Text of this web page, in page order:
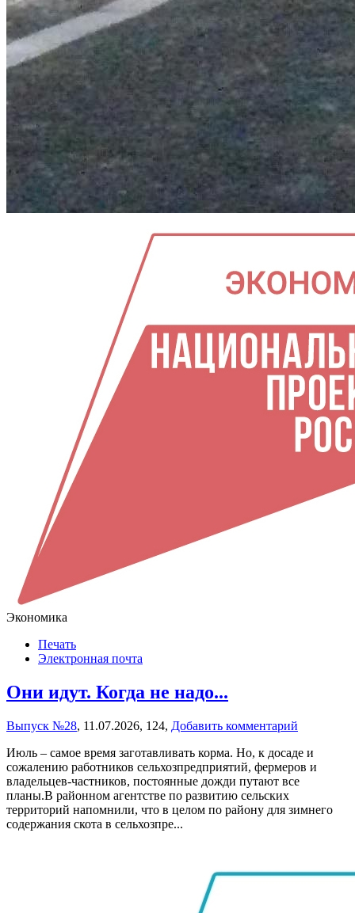
Экономика
Печать
Электронная почта
Они идут. Когда не надо...
Выпуск №28, 11.07.2026, 124, Добавить комментарий
Июль – самое время заготавливать корма. Но, к досаде и
сожалению работников сельхозпредприятий, фермеров и
владельцев-частников, постоянные дожди путают все
планы.В районном агентстве по развитию сельских
территорий напомнили, что в целом по району для зимнего
содержания скота в сельхозпре...